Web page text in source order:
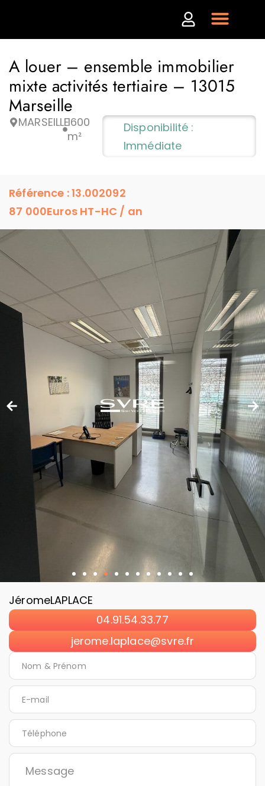
A louer – ensemble immobilier
mixte activités tertiaire – 13015
Marseille
MARSEILLE1600
m²
Disponibilité :
Immédiate
87 000Euros HT-HC / an
Référence : 13.002092
JéromeLAPLACE
04.91.54.33.77
jerome.laplace@svre.fr